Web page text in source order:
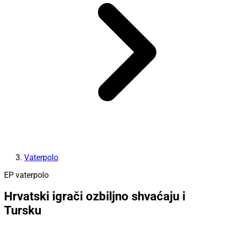
Vaterpolo
EP vaterpolo
Hrvatski igrači ozbiljno shvaćaju i
Tursku